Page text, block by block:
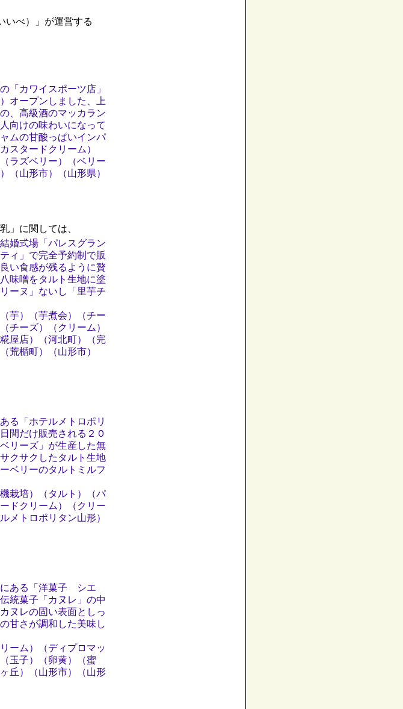
いべ）」が運営する
「カワイスポーツ店」
オープンしました、上
、高級酒のマッカラン
向けの味わいになって
ムの甘酸っぱいインパ
スタードクリーム）
ラズベリー）（ベリー
（山形市）（山形県）
」に関しては、
婚式場「パレスグラン
ィ」で完全予約制で販
い食感が残るように贅
味噌をタルト生地に塗
ーヌ」ないし「里芋チ
芋）（芋煮会）（チー
チーズ）（クリーム）
屋店）（河北町）（完
荒楯町）（山形市）
る「ホテルメトロポリ
間だけ販売される２０
リーズ」が生産した無
クサクしたタルト生地
ベリーのタルトミルフ
栽培）（タルト）（パ
ドクリーム）（クリー
メトロポリタン山形）
にある「洋菓子 シエ
統菓子「カヌレ」の中
ヌレの固い表面としっ
甘さが調和した美味し
ーム）（ディプロマッ
玉子）（卵黄）（蜜
丘）（山形市）（山形